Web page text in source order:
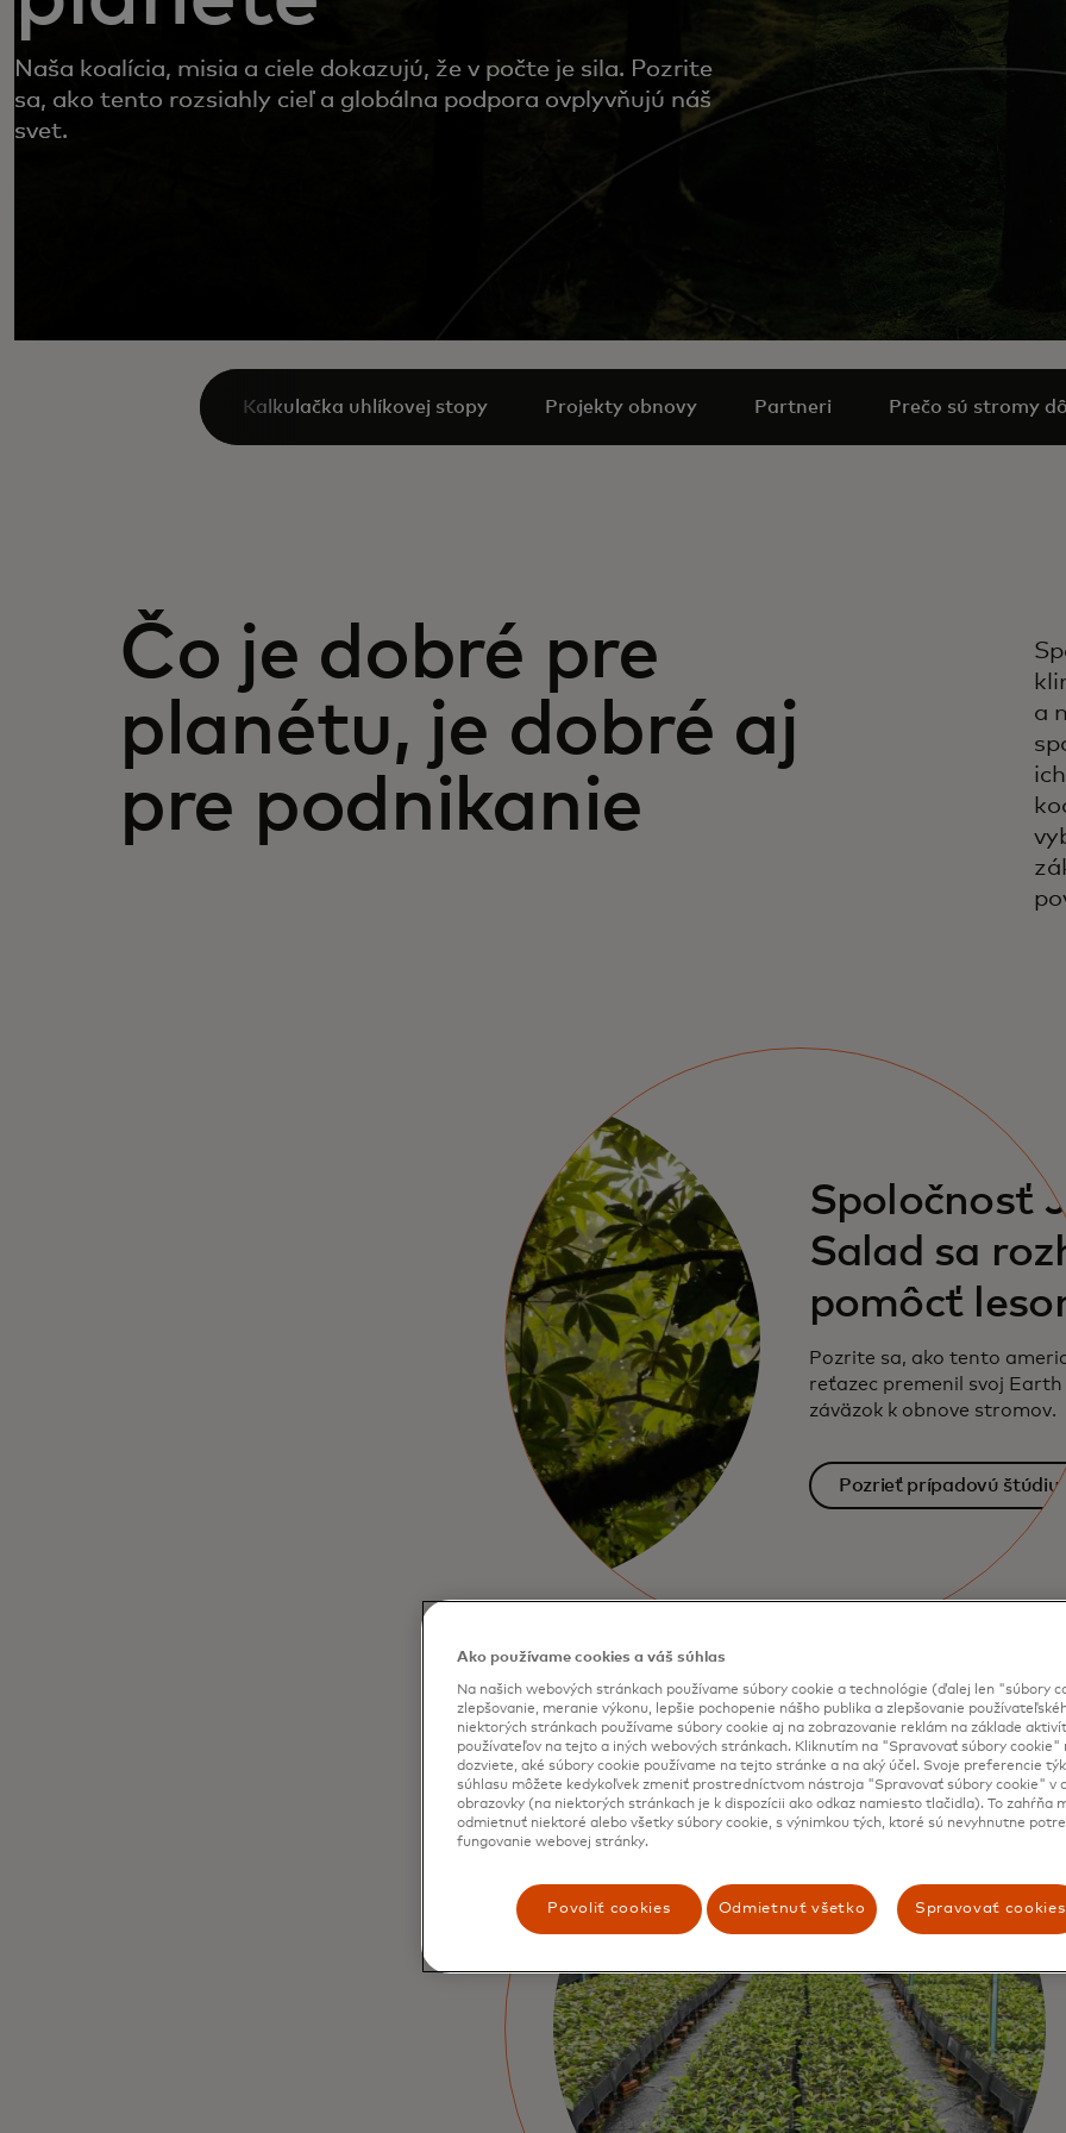
Naša koalícia, misia a ciele dokazujú, že v počte je sila. Pozrite
sa, ako tento rozsiahly cieľ a globálna podpora ovplyvňujú náš
svet.
Kalkulačka uhlíkovej stopy Projekty obnovy Partneri Prečo sú stromy
Čo je dobré pre
planétu, je dobré aj
pre podnikanie
a
Spoločnosť
Salad sa
pomôcť
Pozrite sa, ako tento
reťazec premenil svoj Earth
záväzok k obnove stromov.
Pozrieť prípadovú štúdiu
pestuje a napreduje
Ako používame cookies a váš súhlas
Na našich webových stránkach používame súbory cookie a technológie (ďalej len "súbory
zlepšovanie, meranie výkonu, lepšie pochopenie nášho publika a zlepšovanie
niektorých stránkach používame súbory cookie aj na zobrazovanie reklám na základe
používateľov na tejto a iných webových stránkach. Kliknutím na "Spravovať súbory cookie"
dozviete, aké súbory cookie používame na tejto stránke a na aký účel. Svoje preferencie
súhlasu môžete kedykoľvek zmeniť prostredníctvom nástroja "Spravovať súbory cookie" v
obrazovky (na niektorých stránkach je k dispozícii ako odkaz namiesto tlačidla). To zahŕňa
odmietnuť niektoré alebo všetky súbory cookie, s výnimkou tých, ktoré sú nevyhnutne
fungovanie webovej stránky.
Povoliť cookies Odmietnuť všetko Spravovať cookies